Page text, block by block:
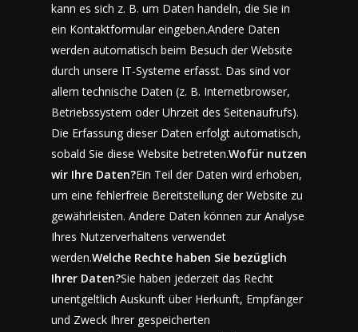
kann es sich z. B. um Daten handeln, die Sie in
ein Kontaktformular eingeben.Andere Daten
werden automatisch beim Besuch der Website
durch unsere IT-Systeme erfasst. Das sind vor
allem technische Daten (z. B. Internetbrowser,
Betriebssystem oder Uhrzeit des Seitenaufrufs).
Die Erfassung dieser Daten erfolgt automatisch,
sobald Sie diese Website betreten.Wofür nutzen
wir Ihre Daten?Ein Teil der Daten wird erhoben,
um eine fehlerfreie Bereitstellung der Website zu
gewährleisten. Andere Daten können zur Analyse
Ihres Nutzerverhaltens verwendet
werden.Welche Rechte haben Sie bezüglich
Ihrer Daten?Sie haben jederzeit das Recht
unentgeltlich Auskunft über Herkunft, Empfänger
und Zweck Ihrer gespeicherten